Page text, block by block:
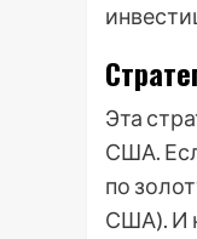
Эта
США.
по
США). И